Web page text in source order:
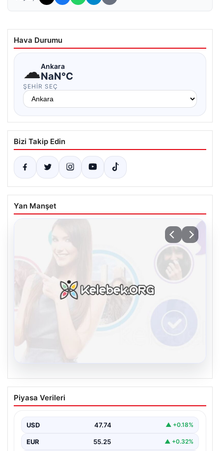
Hava Durumu
☁Ankara
NaN°C
ŞEHIR SEÇ
Bizi Takip Edin
Yan Manşet
Kelebek chat adresi İle Sanal İletişimin
Seviyeli Adresi Ve Sohbet Deneyimi
kurması kritik bir değer barındırmaktadır. Güncel
olarak…
Piyasa Verileri
USD 47.74 ▲ +0.18%
EUR 55.25 ▲ +0.32%